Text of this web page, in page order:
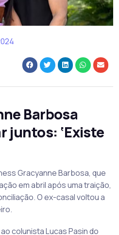
Barbosa
juntos: ‘Existe
Gracyanne Barbosa, que
em abril após uma traição,
O ex-casal voltou a
colunista Lucas Pasin do